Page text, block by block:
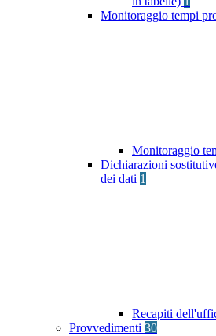
Monitoraggio tempi
Monitoraggio
Dichiarazioni
dei dati 1
Recapiti
Provvedimenti 30